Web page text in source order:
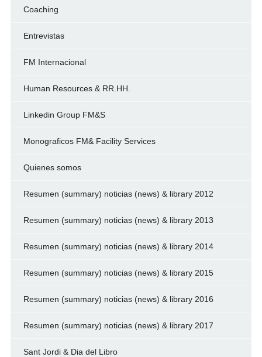
Coaching
Entrevistas
FM Internacional
Human Resources & RR.HH.
Linkedin Group FM&S
Monograficos FM& Facility Services
Quienes somos
Resumen (summary) noticias (news) & library 2012
Resumen (summary) noticias (news) & library 2013
Resumen (summary) noticias (news) & library 2014
Resumen (summary) noticias (news) & library 2015
Resumen (summary) noticias (news) & library 2016
Resumen (summary) noticias (news) & library 2017
Sant Jordi & Dia del Libro